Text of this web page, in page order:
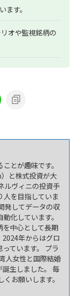
ます。
オや監視銘柄の
とが趣味です。
と株式投資が大
ルヴィニの投資手
人を目指していま
発してデータの収
化しています。
を中心として長期
年からはグロ
ています。 プラ
人女性と国際結婚
生しました。 毎
お願いします。